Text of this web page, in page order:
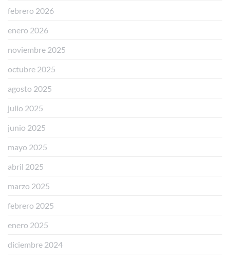
febrero 2026
enero 2026
noviembre 2025
octubre 2025
agosto 2025
julio 2025
junio 2025
mayo 2025
abril 2025
marzo 2025
febrero 2025
enero 2025
diciembre 2024